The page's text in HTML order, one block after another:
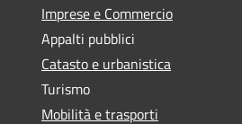
Imprese e Commercio
Appalti pubblici
Catasto e urbanistica
Turismo
Mobilità e trasporti